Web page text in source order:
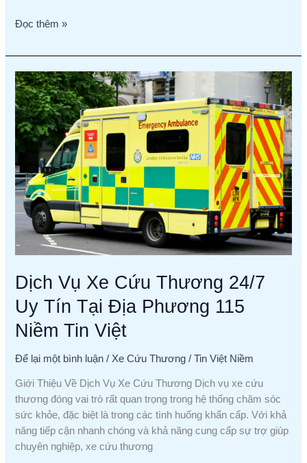
Đọc thêm »
Dịch Vụ Xe Cứu Thương 24/7
Uy Tín Tại Địa Phương 115
Niềm Tin Việt
Để lại một bình luận / Xe Cứu Thương /Tin Việt Niềm
Giới Thiệu Về Dịch Vụ Xe Cứu Thương Dịch vụ xe cứu
thương đóng vai trò rất quan trọng trong hệ thống chăm sóc
sức khỏe, đặc biệt là trong các tình huống khẩn cấp. Với khả
năng tiếp cận nhanh chóng và khả năng cung cấp sự trợ giúp
chuyên nghiệp, xe cứu thương
Dịch
Vụ
Xe
Cứu
Thương
Uy
Tín
Tại
Địa
Phương
Tin
Việt